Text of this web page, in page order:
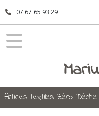
07 67 65 93 29